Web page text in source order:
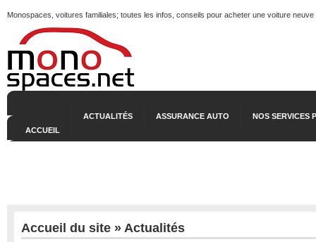
Monospaces, voitures familiales; toutes les infos, conseils pour acheter une voiture
ACCUEIL
ACTUALITÉS ASSURANCE AUTO NOS SERVICES
Accueil du site » Actualités